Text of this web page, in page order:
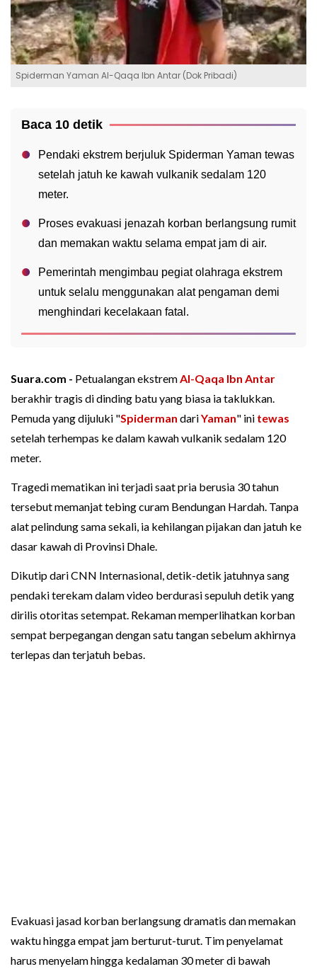
Spiderman Yaman Al-Qaqa Ibn Antar (Dok Pribadi)
Baca 10 detik
Pendaki ekstrem berjuluk Spiderman Yaman tewas
setelah jatuh ke kawah vulkanik sedalam 120
meter.
Proses evakuasi jenazah korban berlangsung rumit
dan memakan waktu selama empat jam di air.
Pemerintah mengimbau pegiat olahraga ekstrem
untuk selalu menggunakan alat pengaman demi
menghindari kecelakaan fatal.
Suara.com - Petualangan ekstremAl-Qaqa Ibn Antar
berakhir tragis di dinding batu yang biasa ia taklukkan.
Pemuda yang dijuluki "Spiderman dariYaman" ini tewas
setelah terhempas ke dalam kawah vulkanik sedalam 120
meter.
Tragedi mematikan ini terjadi saat pria berusia 30 tahun
tersebut memanjat tebing curam Bendungan Hardah. Tanpa
alat pelindung sama sekali, ia kehilangan pijakan dan jatuh ke
dasar kawah di Provinsi Dhale.
Dikutip dari CNN Internasional, detik-detik jatuhnya sang
pendaki terekam dalam video berdurasi sepuluh detik yang
dirilis otoritas setempat. Rekaman memperlihatkan korban
sempat berpegangan dengan satu tangan sebelum akhirnya
terlepas dan terjatuh bebas.
Evakuasi jasad korban berlangsung dramatis dan memakan
waktu hingga empat jam berturut-turut. Tim penyelamat
harus menyelam hingga kedalaman 30 meter di bawah